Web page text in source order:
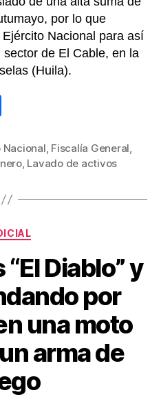
por lo que
Nacional para así
de El Cable, en la
(Huila).
m
p
ar
Nacional, Fiscalía General,
, Lavado de activos
Categorías
Diablo” y
por
una moto
arma de